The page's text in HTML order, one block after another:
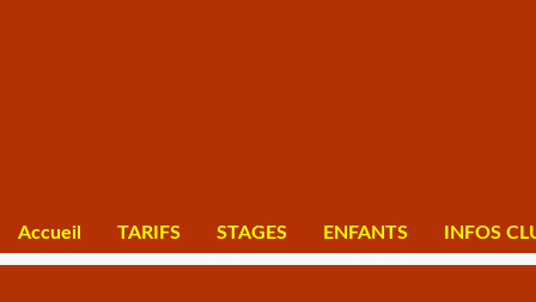
Accueil TARIFS STAGES ENFANTS INFOS